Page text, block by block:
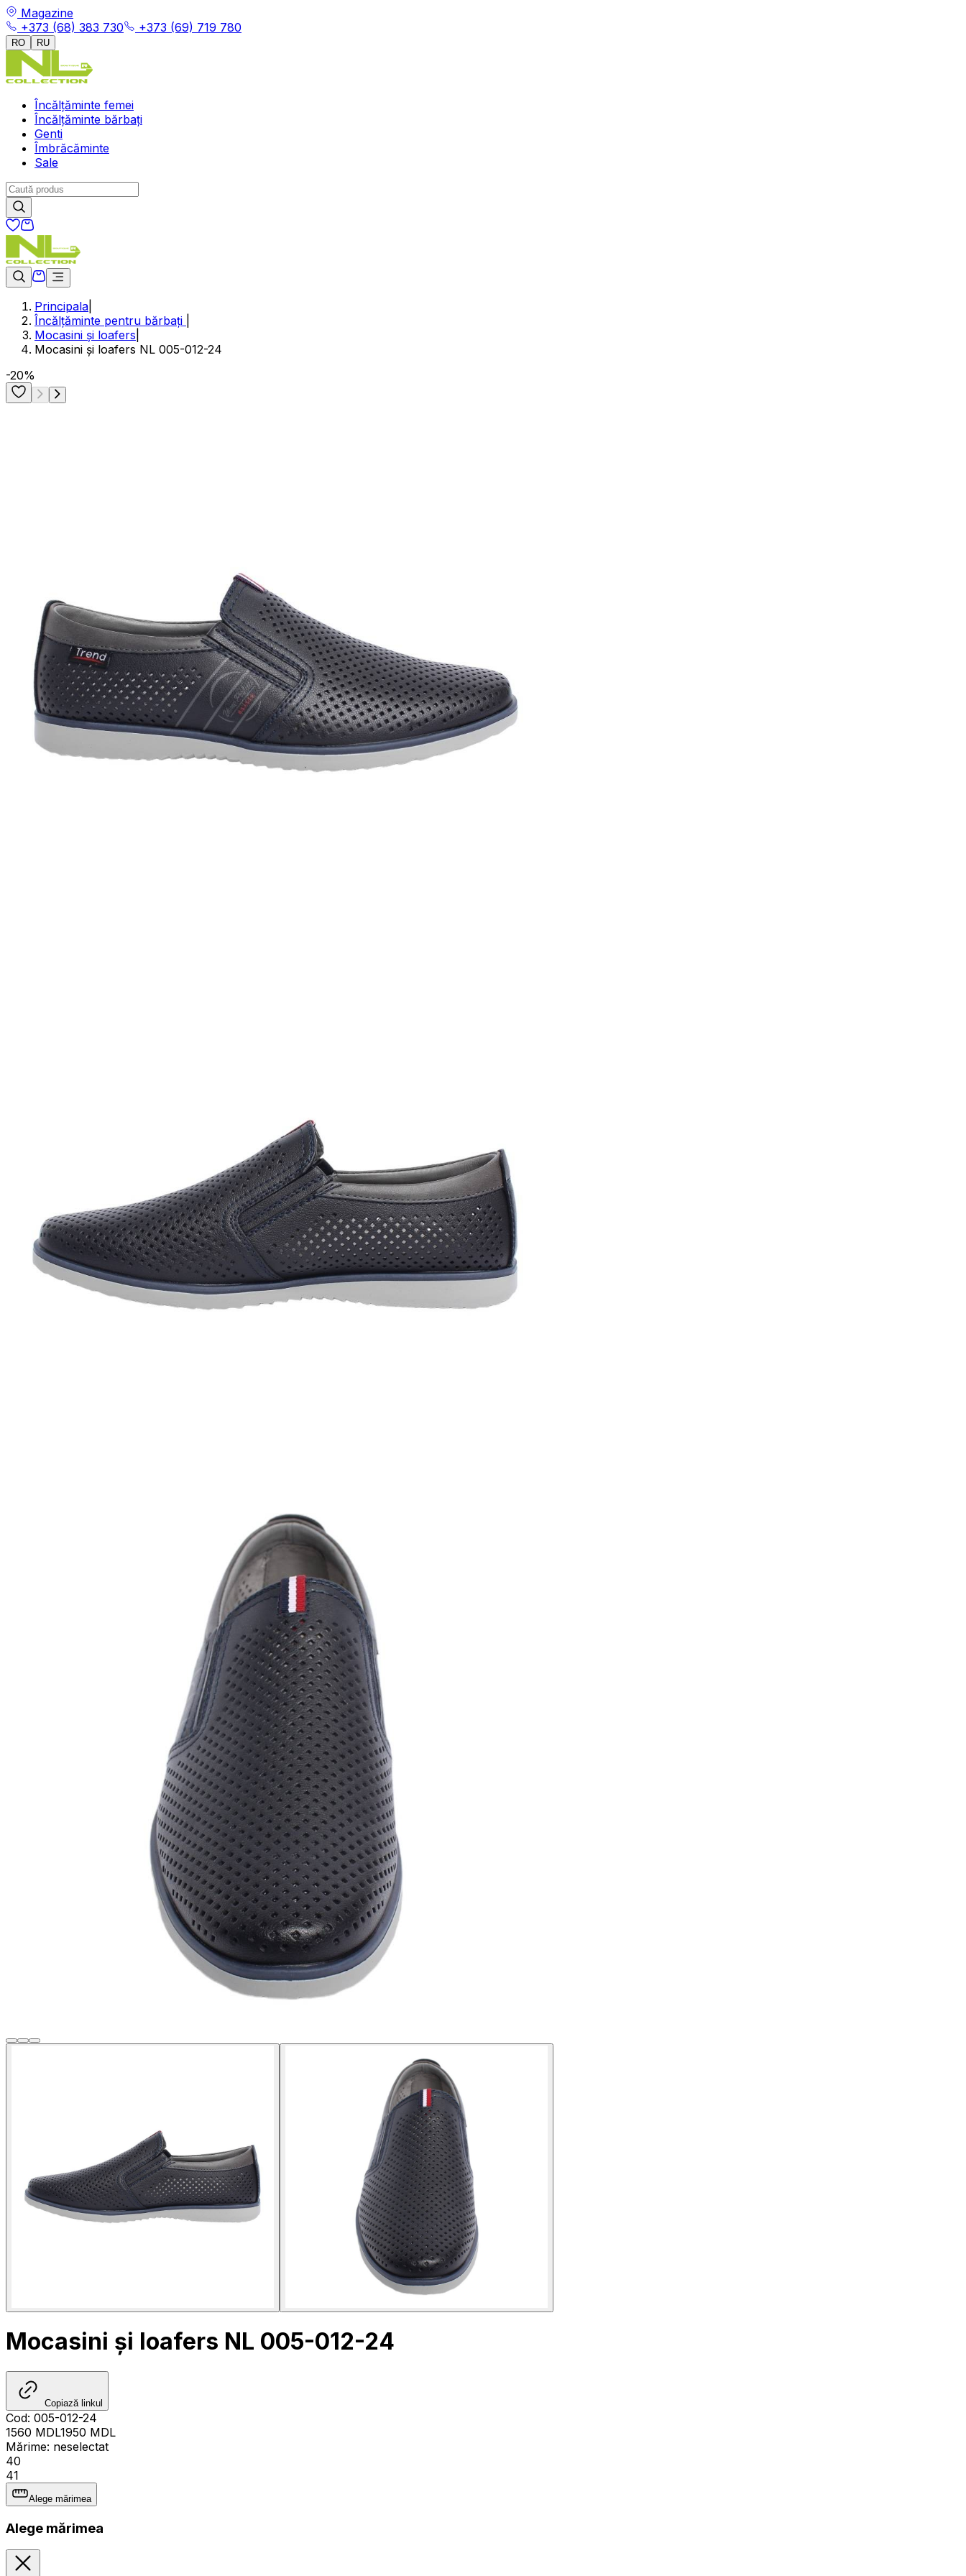
Magazine
+373 (68) 383 730
+373 (69) 719 780
RO RU
Încălțăminte femei
Încălțăminte bărbați
Genti
Îmbrăcăminte
Sale
Principala
Încălțăminte pentru bărbați
Mocasini și loafers
Mocasini și loafers NL 005-012-24
-20%
Mocasini și loafers NL 005-012-24
Copiază linkul
Cod: 005-012-24
1560 MDL1950 MDL
Mărime: neselectat
40
41
Alege mărimea
Alege mărimea